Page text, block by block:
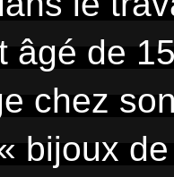
âgé de
chez
bijoux